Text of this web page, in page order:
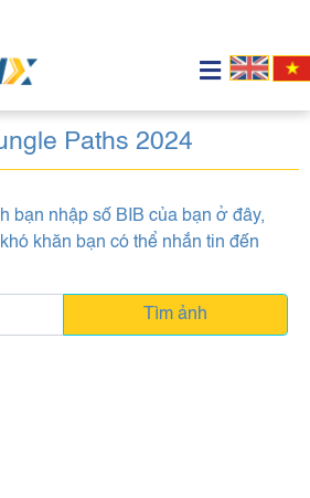
Paths 2024
bạn nhập số BIB của bạn ở đây,
khăn bạn có thể nhắn tin đến
Tìm ảnh